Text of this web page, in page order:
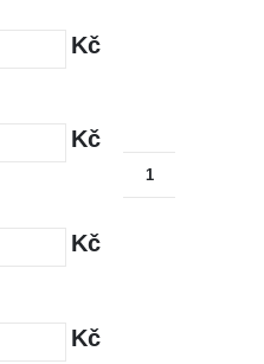
Kč
Kč
Kč
Kč